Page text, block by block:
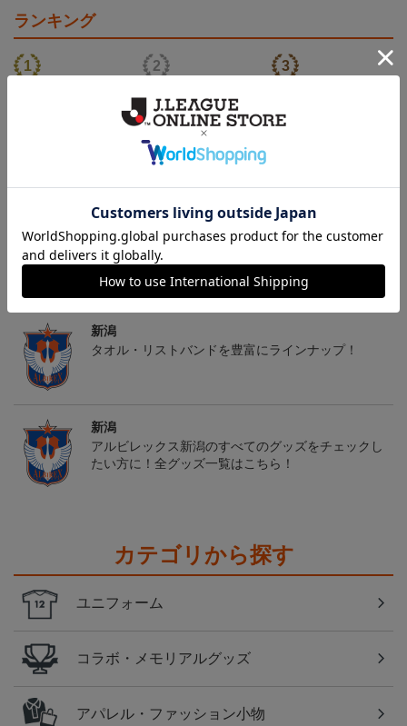
ランキング
26傘型サンシェード
4,400円
30周年記念アルビくんぬ
いぐるみ
3,520円
アルビレックス新潟 法人
設立30周年記念 アイシ
れる想い―（Blu-ray）
13,200円
トピックス
新潟
タオル・リストバンドを豊富にラインナップ！
新潟
アルビレックス新潟のすべてのグッズをチェックし
たい方に！全グッズ一覧はこちら！
カテゴリから探す
ユニフォーム
コラボ・メモリアルグッズ
アパレル・ファッション小物